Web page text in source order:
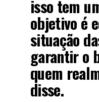
isso tem
objetivo é
situação
garantir o
quem
disse.